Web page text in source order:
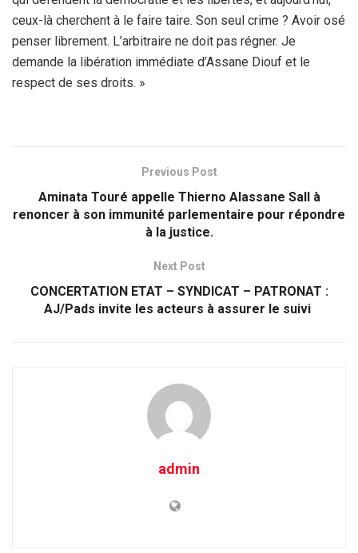
ceux-là cherchent à le faire taire. Son seul crime ? Avoir osé
penser librement. L’arbitraire ne doit pas régner. Je
demande la libération immédiate d’Assane Diouf et le
respect de ses droits. »
Previous Post
Aminata Touré appelle Thierno Alassane Sall à
renoncer à son immunité parlementaire pour répondre
à la justice.
Next Post
CONCERTATION ETAT – SYNDICAT – PATRONAT :
AJ/Pads invite les acteurs à assurer le suivi
admin